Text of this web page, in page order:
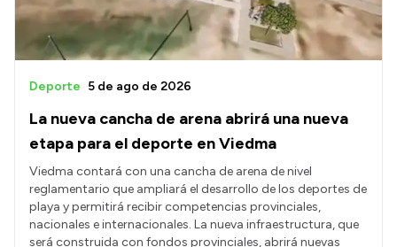
Transparencia
Inversión en Salud
Licitaciones
La nueva cancha de arena abrirá una nueva
etapa para el deporte en Viedma
Deporte 5 de ago de 2026
Viedma contará con una cancha de arena de nivel
reglamentario que ampliará el desarrollo de los deportes de
playa y permitirá recibir competencias provinciales,
nacionales e internacionales. La nueva infraestructura, que
será construida con fondos provinciales, abrirá nuevas